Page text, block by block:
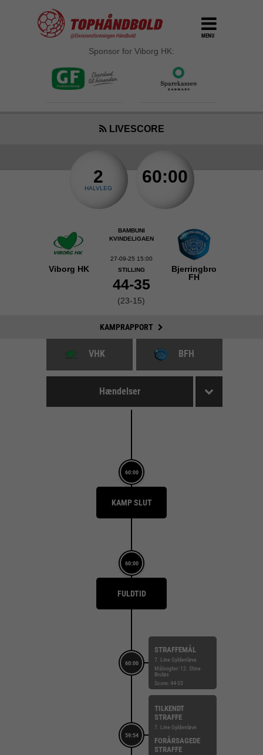
MENU
Sponsor for Viborg HK:
LIVESCORE
2
HALVLEG
60:00
Viborg HK
BAMBUNI
KVINDELIGAEN
27-09-25 15:00
STILLING
44-35
(23-15)
Bjerringbro
FH
KAMPRAPPORT
VHK BFH
Hændelser
60:00
KAMP SLUT
60:00
FULDTID
60:00
STRAFFEMÅL
7. Line Gyldenløve
Målvogter: 12. Stine
Broløs
Score: 44-35
59:54
TILKENDT
STRAFFE
7. Line Gyldenløve
FORÅRSAGEDE
STRAFFE